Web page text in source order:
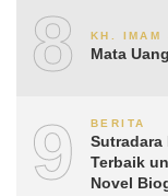
8 KH. IMAM
Mata
9 BERITA
Sutradara
Terbaik
Novel